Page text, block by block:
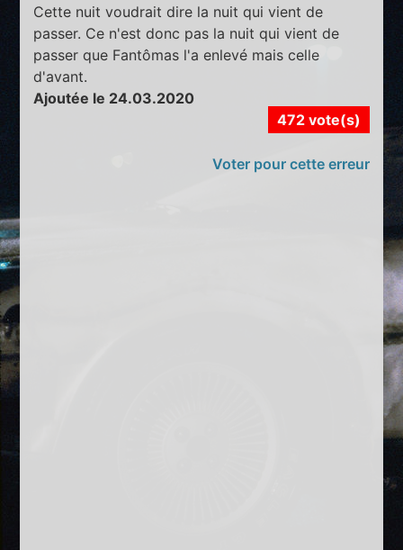
Cette nuit voudrait dire la nuit qui vient de
passer. Ce n'est donc pas la nuit qui vient de
passer que Fantômas l'a enlevé mais celle
d'avant.
Ajoutée le 24.03.2020
472 vote(s)
Voter pour cette erreur